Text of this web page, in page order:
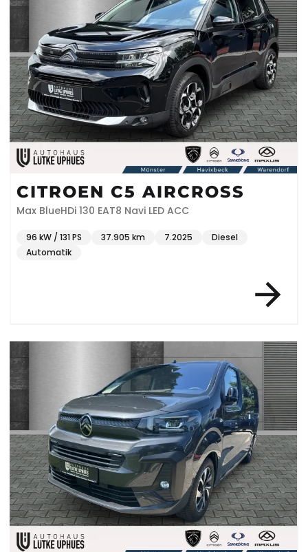
CITROEN C5 AIRCROSS
Max BlueHDi 130 EAT8 Navi LED ACC
96 kW / 131 PS 37.905 km 7.2025
Diesel
Automatik